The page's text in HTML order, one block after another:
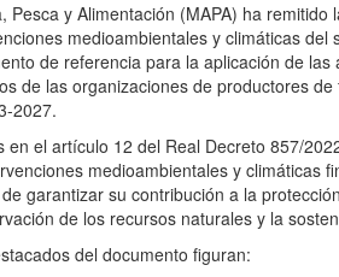
Pesca y Alimentación (MAPA) ha
medioambientales y climáticas
de referencia para la aplicación de
de las organizaciones de productores
2027.
en el artículo 12 del Real Decreto 857/
medioambientales y climáticas
garantizar su contribución a la
de los recursos naturales y la
del documento figuran: